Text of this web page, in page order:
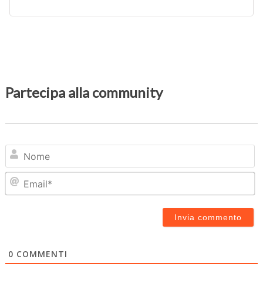
Partecipa alla community
0 COMMENTI